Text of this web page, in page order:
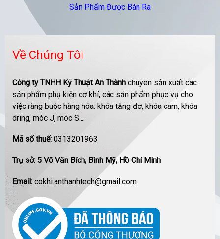
Sản Phẩm Được Bán Ra
Về Chúng Tôi
Công ty TNHH Kỹ Thuật An Thành chuyên sản xuất các
sản phẩm phụ kiện cơ khí, các sản phẩm phục vụ cho
việc ràng buộc hàng hóa: khóa tăng đơ, khóa cam, khóa
dring, móc J, móc S....
Mã số thuế: 0313201963
Trụ sở: 5 Võ Văn Bích, Bình Mỹ, Hồ Chí Minh
Email: cokhi.anthanhtech@gmail.com